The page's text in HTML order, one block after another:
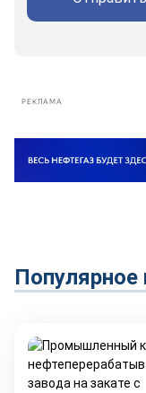
РЕКЛАМА
Популярное